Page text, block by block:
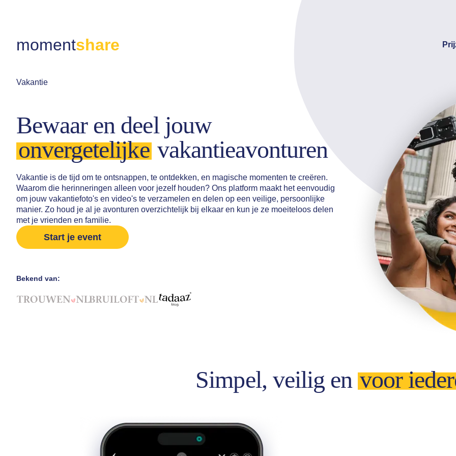
momentshare
Vakantie
Bewaar en deel jouw
onvergetelijkevakantieavonturen
Vakantie is de tijd om te ontsnappen, te ontdekken, en magische momenten te creëren.
Waarom die herinneringen alleen voor jezelf houden? Ons platform maakt het eenvoudig
om jouw vakantiefoto's en video's te verzamelen en delen op een veilige, persoonlijke
manier. Zo houd je al je avonturen overzichtelijk bij elkaar en kun je ze moeiteloos delen
met je vrienden en familie.
Start je event
Bekend van:
Simpel, veilig envoor